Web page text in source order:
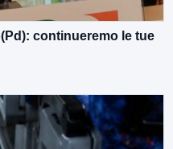
continueremo le tue